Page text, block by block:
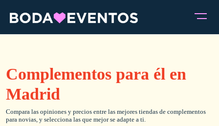
Complementos para él en
Madrid
Compara las opiniones y precios entre las mejores tiendas de complementos
para novias, y selecciona las que mejor se adapte a ti.